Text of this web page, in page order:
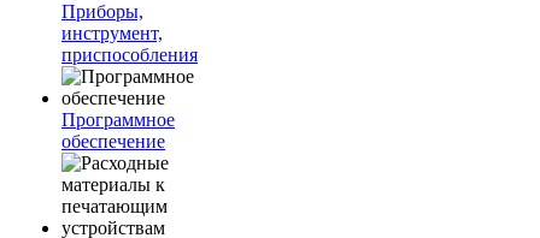
Приборы,
инструмент,
приспособления
Программное
обеспечение